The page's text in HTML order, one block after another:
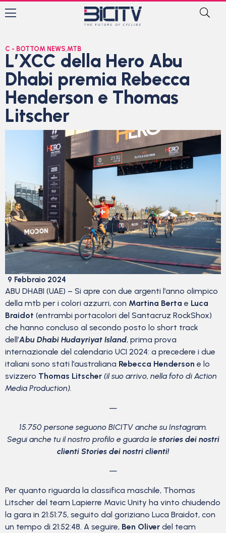
C - BOTTOM NEWS,MTB
L’XCC della Hero Abu
Dhabi premia Rebecca
Henderson e Thomas
Litscher
9 Febbraio 2024
ABU DHABI (UAE) – Si apre con due argenti l’anno olimpico
della mtb per i colori azzurri, con Martina Berta e Luca
Braidot (entrambi portacolori del Santacruz RockShox)
che hanno concluso al secondo posto lo short track
dell’Abu Dhabi Hudayriyat Island, prima prova
internazionale del calendario UCI 2024: a precedere i due
italiani sono stati l’australiana Rebecca Henderson e lo
svizzero Thomas Litscher (il suo arrivo, nella foto di Action
Media Production).
—
15.750 persone seguono BICITV anche su Instagram.
Segui anche tu il nostro profilo e guarda le stories dei nostri
clienti Stories dei nostri clienti!
—
Per quanto riguarda la classifica maschile, Thomas
Litscher del team Lapierre Mavic Unity ha vinto chiudendo
la gara in 21:51:75, seguito dal goriziano Luca Braidot, con
un tempo di 21:52:48. A seguire, Ben Oliver del team